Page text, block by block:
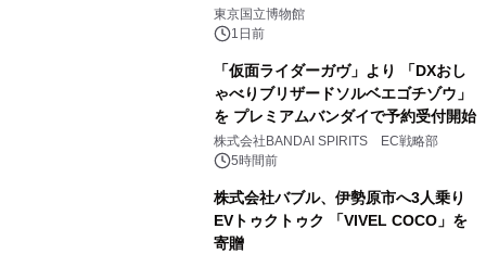
東京国立博物館
1日前
「仮面ライダーガヴ」より 「DXおし
ゃべりブリザードソルベエゴチゾウ」
を プレミアムバンダイで予約受付開始
株式会社BANDAI SPIRITS EC戦略部
5時間前
株式会社バブル、伊勢原市へ3人乗り
EVトゥクトゥク 「VIVEL COCO」を
寄贈